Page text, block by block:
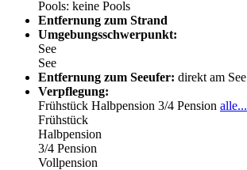
Pools: keine Pools
Entfernung zum Strand
Umgebungsschwerpunkt:
See
See
Entfernung zum Seeufer: direkt am See
Verpflegung:
Frühstück Halbpension 3/4 Pension alle...
Frühstück
Halbpension
3/4 Pension
Vollpension